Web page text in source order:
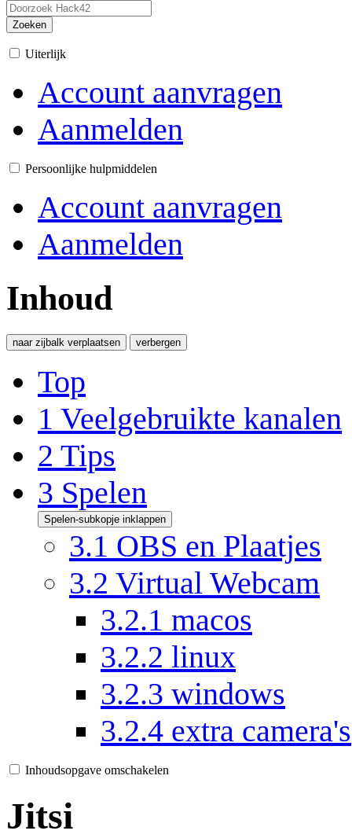
Zoeken
Uiterlijk
Account aanvragen
Aanmelden
Persoonlijke hulpmiddelen
Account aanvragen
Aanmelden
Inhoud
naar zijbalk verplaatsen verbergen
Top
1 Veelgebruikte kanalen
2 Tips
3 Spelen
Spelen-subkopje inklappen
3.1 OBS en Plaatjes
3.2 Virtual Webcam
3.2.1 macos
3.2.2 linux
3.2.3 windows
3.2.4 extra camera's
Inhoudsopgave omschakelen
Jitsi